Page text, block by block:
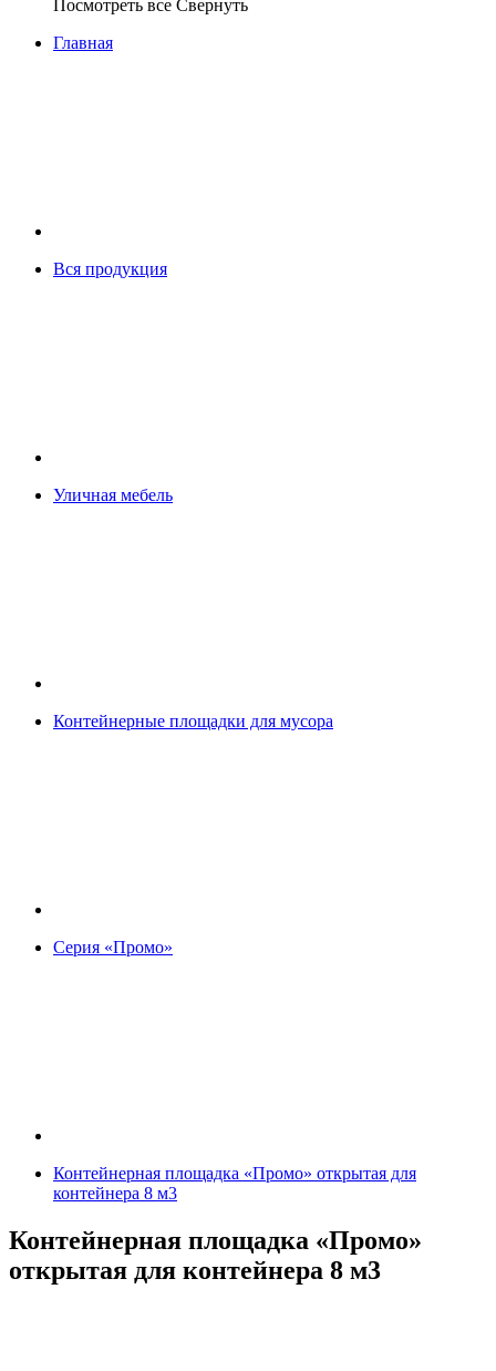
Посмотреть все Свернуть
Главная
Вся продукция
Уличная мебель
Контейнерные площадки для мусора
Серия «Промо»
Контейнерная площадка «Промо» открытая для
контейнера 8 м3
Контейнерная площадка «Промо»
открытая для контейнера 8 м3